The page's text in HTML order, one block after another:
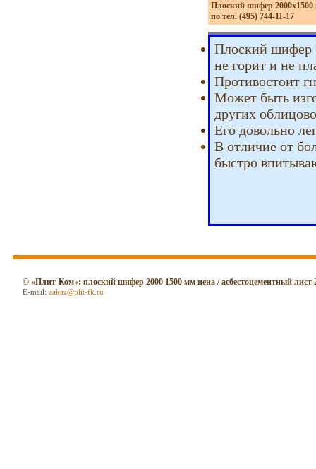
Плоский шифер
по тел. (495) 744-11-17
Плоский шифер
не горит и не
Противостоит
Может быть
других
Его довольно
В отличие от
быстро
© «Плит-Ком»: плоский шифер 2000 1500 мм цена / асбестоцементный лист
E-mail: zakaz@plit-fk.ru